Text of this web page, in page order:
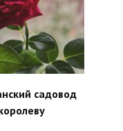
садовод